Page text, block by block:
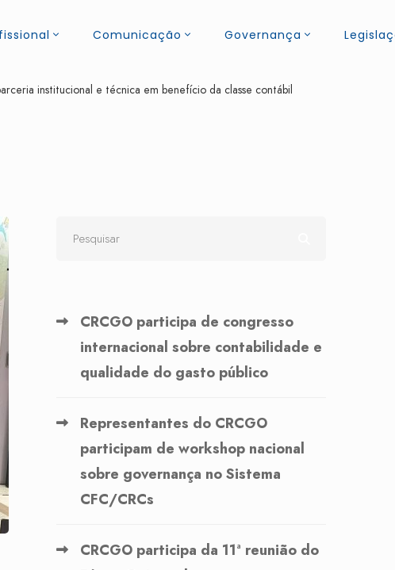
Comunicação Governança
institucional e técnica em benefício da classe contábil
CRCGO participa de congresso
internacional sobre contabilidade e
qualidade do gasto público
Representantes do CRCGO
participam de workshop nacional
sobre governança no Sistema
CFC/CRCs
CRCGO participa da 11ª reunião do